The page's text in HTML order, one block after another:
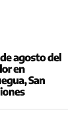
agosto del
en
San